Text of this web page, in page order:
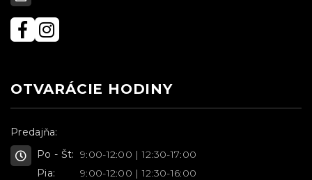
OTVARÁCIE HODINY
Predajňa:
Po - Št: 9:00-12:00 | 12:30-17:00
Pia:
9:00-12:00 | 12:30-16:00